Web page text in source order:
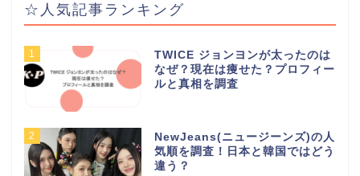
☆人気記事ランキング
1
TWICE ジョンヨンが太ったのは
なぜ？現在は痩せた？プロフィー
ルと真相を調査
2
NewJeans(ニュージーンズ)の人
気順を調査！日本と韓国ではどう
違う？